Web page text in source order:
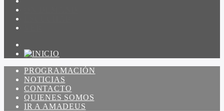
PROGRAMACIÓN
NOTICIAS
CONTACTO
QUIENES SOMOS
IR A AMADEUS